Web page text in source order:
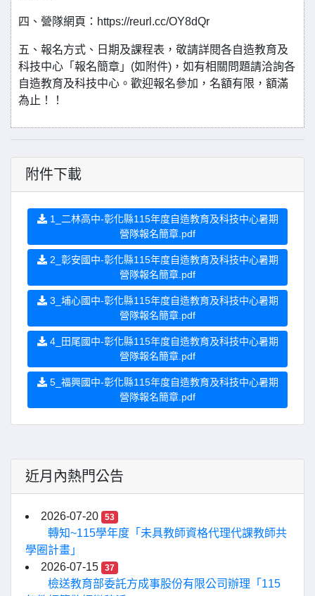
四、營隊網頁：https://reurl.cc/OY8dQr
五、報名方式、日期及課程表，敬請詳閱各自造教育及
科技中心「報名簡章」(如附件)，如有相關問題請洽詢各
自造教育及科技中心。歡迎報名參加，名額有限，額滿
為止！！
附件下載
1_二林高中-彰化縣115年度自造教育及科技中心暑期
營隊報名簡章.pdf
2_彰安國中-彰化縣115年度自造教育及科技中心暑期
營隊報名簡章.pdf
3_埔心國中-彰化縣115年度自造教育及科技中心暑期
營隊報名簡章.pdf
4_田尾國中-彰化縣115年度自造教育及科技中心暑期
營隊報名簡章.pdf
5_福興國中-彰化縣115年度自造教育及科技中心暑期
營隊報名簡章.pdf
近月內熱門公告
2026-07-20 53
轉知~115學年度「未具教師資格代理代課教師共
學圈計畫」
2026-07-15
37
檢送教育部委託方成事股份有限公司辦理「115